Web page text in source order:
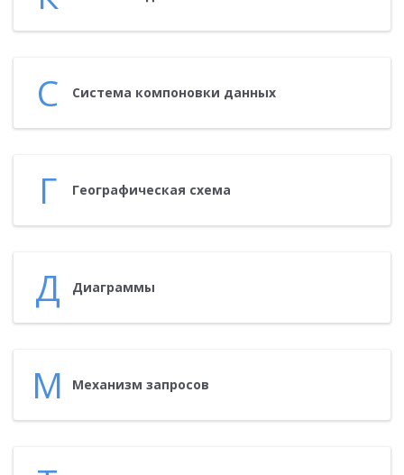
С Сис­те­ма ком­по­нов­ки дан­ных
Г Ге­ог­ра­фичес­кая схе­ма
Д Ди­аг­раммы
М Ме­ханизм зап­ро­сов